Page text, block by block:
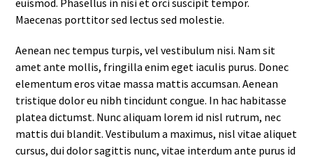
euismod. Phasellus in nisi et orci suscipit tempor.
Maecenas porttitor sed lectus sed molestie.
Aenean nec tempus turpis, vel vestibulum nisi. Nam sit
amet ante mollis, fringilla enim eget iaculis purus. Donec
elementum eros vitae massa mattis accumsan. Aenean
tristique dolor eu nibh tincidunt congue. In hac habitasse
platea dictumst. Nunc aliquam lorem id nisl rutrum, nec
mattis dui blandit. Vestibulum a maximus, nisl vitae aliquet
cursus, dui dolor sagittis nunc, vitae interdum ante purus id